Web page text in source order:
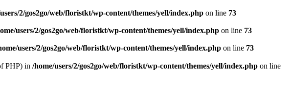
2/gos2go/web/floristkt/wp-content/themes/yell/index.php on line 73
users/2/gos2go/web/floristkt/wp-content/themes/yell/index.php on line 73
users/2/gos2go/web/floristkt/wp-content/themes/yell/index.php on line 73
PHP) in /home/users/2/gos2go/web/floristkt/wp-content/themes/yell/index.php on line